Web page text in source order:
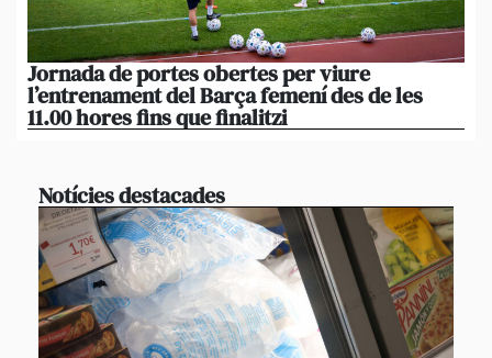
Jornada de portes obertes per viure
l’entrenament del Barça femení des de les
11.00 hores fins que finalitzi
Notícies destacades